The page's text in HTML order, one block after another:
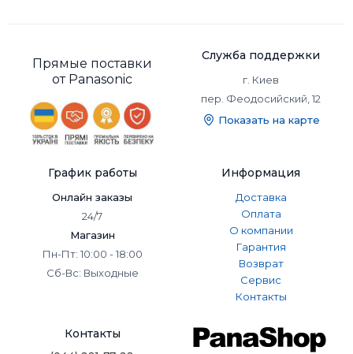
Прямые поставки
от Panasonic
Служба поддержки
г. Киев
пер. Феодосийский, 12
Показать на карте
График работы
Онлайн заказы
24/7
Магазин
Пн-Пт: 10:00 - 18:00
Сб-Вс: Выходные
Информация
Доставка
Оплата
О компании
Гарантия
Возврат
Сервис
Контакты
Контакты